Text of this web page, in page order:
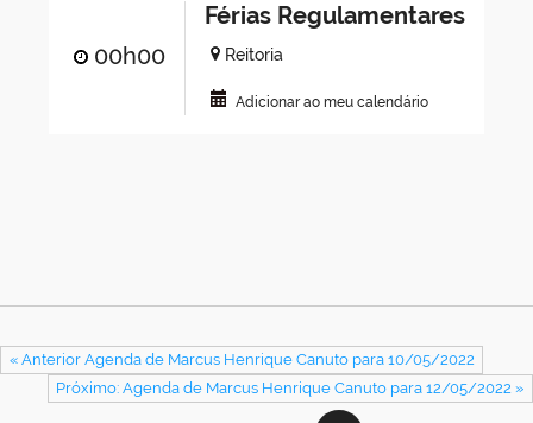
00h00
Férias Regulamentares
Reitoria
Adicionar ao meu calendário
« Anterior Agenda de Marcus Henrique Canuto para 10/05/2022
Próximo: Agenda de Marcus Henrique Canuto para 12/05/2022 »